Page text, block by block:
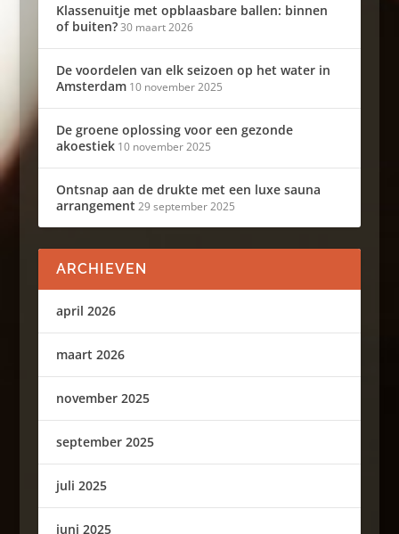
Klassenuitje met opblaasbare ballen: binnen
of buiten? 30 maart 2026
De voordelen van elk seizoen op het water in
Amsterdam 10 november 2025
De groene oplossing voor een gezonde
akoestiek 10 november 2025
Ontsnap aan de drukte met een luxe sauna
arrangement 29 september 2025
ARCHIEVEN
april 2026
maart 2026
november 2025
september 2025
juli 2025
juni 2025